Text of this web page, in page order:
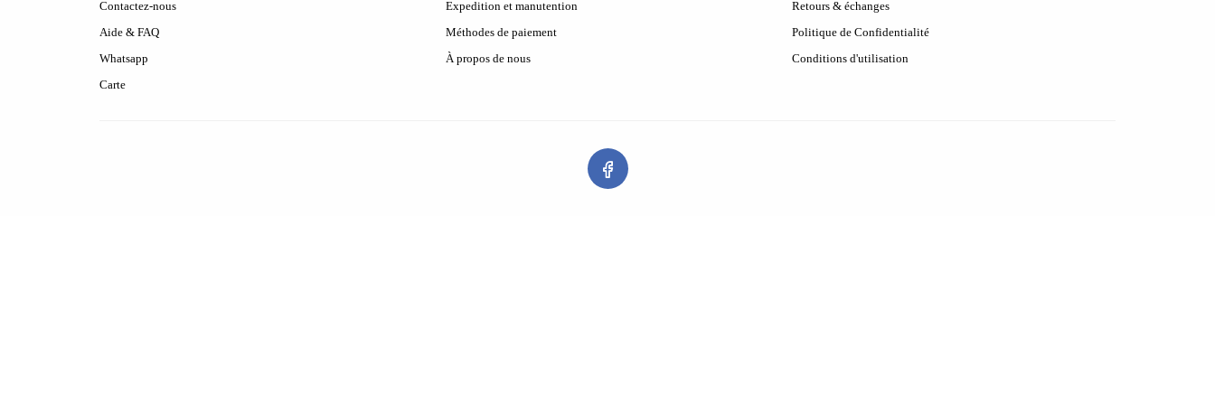
Contactez-nous
Aide & FAQ
Whatsapp
Carte
Expedition et manutention
Méthodes de paiement
À propos de nous
Retours & échanges
Politique de Confidentialité
Conditions d'utilisation